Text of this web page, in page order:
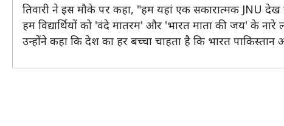
तिवारी ने इस मौके पर कहा, "हम यहां एक सकारात्मक JNU
हम विद्यार्थियों को 'वंदे मातरम' और 'भारत माता की जय' के
उन्होंने कहा कि देश का हर बच्चा चाहता है कि भारत